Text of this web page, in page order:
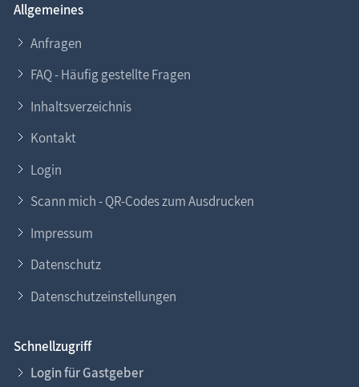
Allgemeines
Anfragen
FAQ - Häufig gestellte Fragen
Inhaltsverzeichnis
Kontakt
Login
Scann mich - QR-Codes zum Ausdrucken
Impressum
Datenschutz
Datenschutzeinstellungen
Schnellzugriff
Login für Gastgeber